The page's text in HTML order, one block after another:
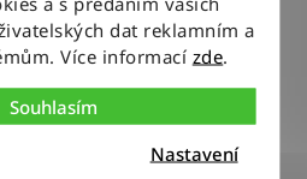
dat reklamním a
Více informací zde.
Souhlasím
Nastavení